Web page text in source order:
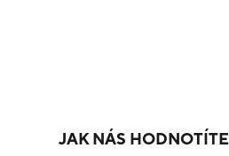
JAK NÁS